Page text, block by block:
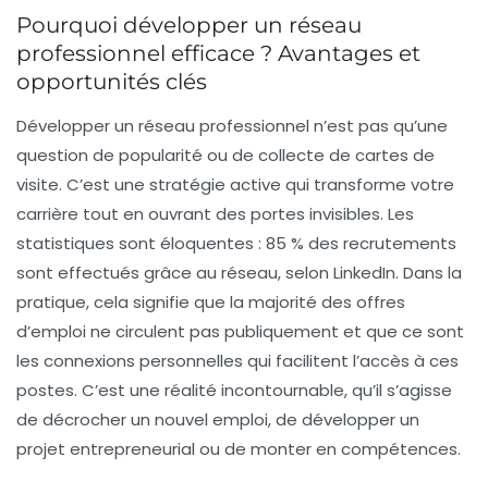
Pourquoi développer un réseau
professionnel efficace ? Avantages et
opportunités clés
Développer un réseau professionnel n’est pas qu’une
question de popularité ou de collecte de cartes de
visite. C’est une stratégie active qui transforme votre
carrière tout en ouvrant des portes invisibles. Les
statistiques sont éloquentes : 85 % des recrutements
sont effectués grâce au réseau, selon LinkedIn. Dans la
pratique, cela signifie que la majorité des offres
d’emploi ne circulent pas publiquement et que ce sont
les connexions personnelles qui facilitent l’accès à ces
postes. C’est une réalité incontournable, qu’il s’agisse
de décrocher un nouvel emploi, de développer un
projet entrepreneurial ou de monter en compétences.